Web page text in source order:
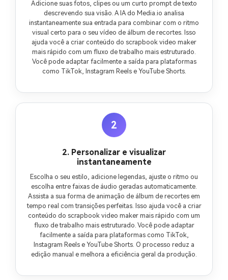
Adicione suas fotos, clipes ou um curto prompt de texto
descrevendo sua visão. A IA do Media.io analisa
instantaneamente sua entrada para combinar com o ritmo
visual certo para o seu vídeo de álbum de recortes. Isso
ajuda você a criar conteúdo do scrapbook video maker
mais rápido com um fluxo de trabalho mais estruturado.
Você pode adaptar facilmente a saída para plataformas
como TikTok, Instagram Reels e YouTube Shorts.
2
2. Personalizar e visualizar
instantaneamente
Escolha o seu estilo, adicione legendas, ajuste o ritmo ou
escolha entre faixas de áudio geradas automaticamente.
Assista a sua forma de animação de álbum de recortes em
tempo real com transições perfeitas. Isso ajuda você a criar
conteúdo do scrapbook video maker mais rápido com um
fluxo de trabalho mais estruturado. Você pode adaptar
facilmente a saída para plataformas como TikTok,
Instagram Reels e YouTube Shorts. O processo reduz a
edição manual e melhora a eficiência geral da produção.